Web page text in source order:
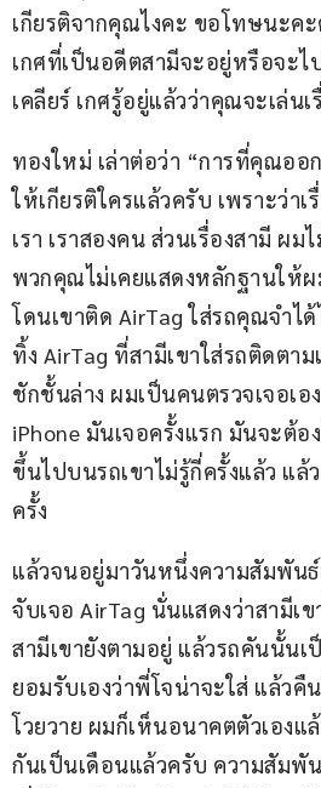
เกียรติจากคุณไงคะ ขอโทษนะค
เกศที่เป็นอดีตสามีจะอยู่หรือจะไ
เคลียร์ เกศรู้อยู่แล้วว่าคุณจะเล่นเ
ทองใหม่ เล่าต่อว่า “การที่คุณอ
ให้เกียรติใครแล้วครับ เพราะว่าเ
เรา เราสองคน ส่วนเรื่องสามี ผม
พวกคุณไม่เคยแสดงหลักฐานให้ผ
โดนเขาติด AirTag ใส่รถคุณจำได้
ทิ้ง AirTag ที่สามีเขาใส่รถติดตา
ชักชั้นล่าง ผมเป็นคนตรวจเจอเอ
iPhone มันเจอครั้งแรก มันจะต้
ขึ้นไปบนรถเขาไม่รู้กี่ครั้งแล้ว แล้
ครั้ง
แล้วจนอยู่มาวันหนึ่งความสัมพัน
จับเจอ AirTag นั่นแสดงว่าสามีเ
สามีเขายังตามอยู่ แล้วรถคันนั้นเ
ยอมรับเองว่าพี่โจน่าจะใส่ แล้วคื
โวยวาย ผมก็เห็นอนาคตตัวเองแ
กันเป็นเดือนแล้วครับ ความสัมพั